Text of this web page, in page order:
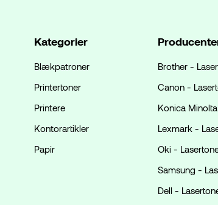
Kategorier
Blækpatroner
Printertoner
Printere
Kontorartikler
Papir
Brother -
Canon -
Konica
Lexmark -
Oki -
Samsung -
Dell -